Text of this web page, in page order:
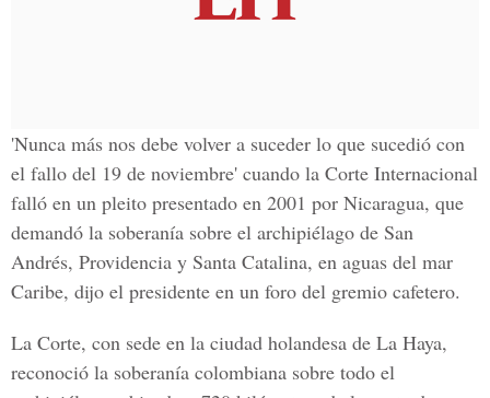
'Nunca más nos debe volver a suceder lo que sucedió con
el fallo del 19 de noviembre' cuando la Corte Internacional
falló en un pleito presentado en 2001 por Nicaragua, que
demandó la soberanía sobre el archipiélago de San
Andrés, Providencia y Santa Catalina, en aguas del mar
Caribe, dijo el presidente en un foro del gremio cafetero.
La Corte, con sede en la ciudad holandesa de La Haya,
reconoció la soberanía colombiana sobre todo el